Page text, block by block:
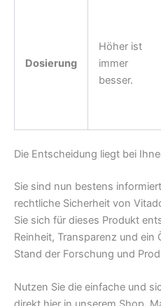
Dosierung
Höher ist
immer
besser.
Die Entscheidung liegt bei
Sie sind nun bestens
rechtliche Sicherheit von
Sie sich für dieses Produkt
Reinheit, Transparenz und ein
Stand der Forschung und
Nutzen Sie die einfache und